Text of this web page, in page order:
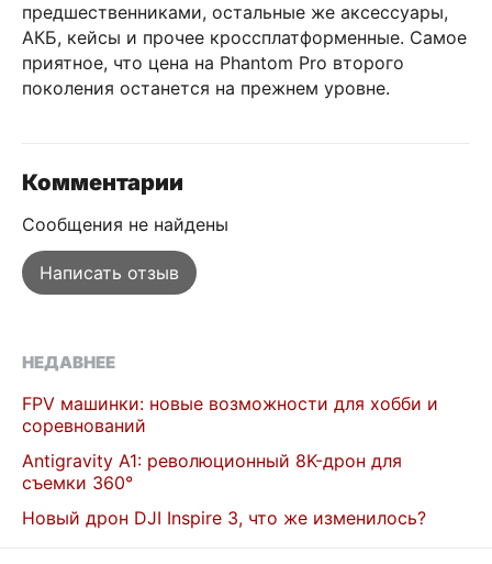
предшественниками, остальные же аксессуары,
АКБ, кейсы и прочее кроссплатформенные. Самое
приятное, что цена на Phantom Pro второго
поколения останется на прежнем уровне.
Комментарии
Сообщения не найдены
Написать отзыв
НЕДАВНЕЕ
FPV машинки: новые возможности для хобби и
соревнований
Antigravity A1: революционный 8K-дрон для
съемки 360°
Новый дрон DJI Inspire 3, что же изменилось?